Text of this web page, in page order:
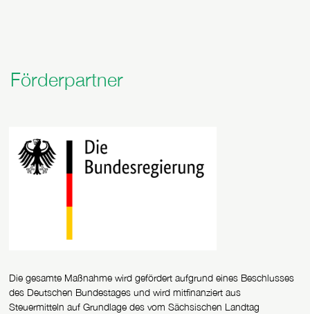
Förderpartner
Die gesamte Maßnahme wird gefördert aufgrund eines Beschlusses
des Deutschen Bundestages und wird mitfinanziert aus
Steuermitteln auf Grundlage des vom Sächsischen Landtag